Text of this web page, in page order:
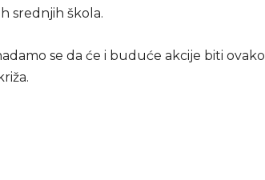
srednjih škola.
se da će i buduće akcije biti ovako